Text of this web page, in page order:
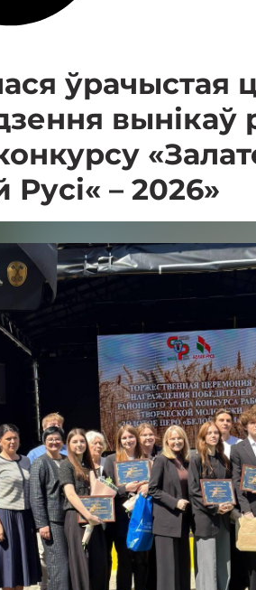
ўрачыстая
вынікаў
Русі« – 2026»